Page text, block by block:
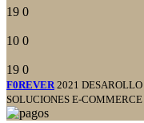
19 0
10 0
19 0
F0REVER 2021 DESAROLLO
SOLUCIONES E-COMMERCE